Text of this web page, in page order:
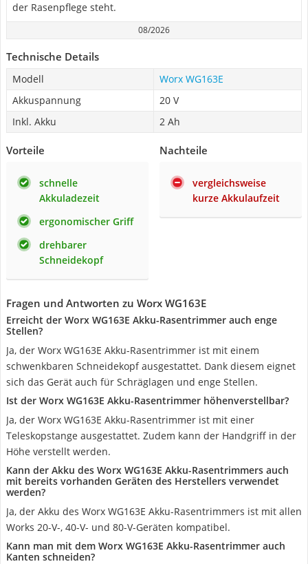
der Rasenpflege steht.
08/2026
Technische Details
Modell
Worx WG163E
Akkuspannung
20 V
Inkl. Akku
2 Ah
Vorteile
schnelle
Akkuladezeit
ergonomischer Griff
drehbarer
Schneidekopf
Nachteile
vergleichsweise
kurze Akkulaufzeit
Fragen und Antworten zu Worx WG163E
Erreicht der Worx WG163E Akku-Rasentrimmer auch enge
Stellen?
Ja, der Worx WG163E Akku-Rasentrimmer ist mit einem
schwenkbaren Schneidekopf ausgestattet. Dank diesem eignet
sich das Gerät auch für Schräglagen und enge Stellen.
Ist der Worx WG163E Akku-Rasentrimmer höhenverstellbar?
Ja, der Worx WG163E Akku-Rasentrimmer ist mit einer
Teleskopstange ausgestattet. Zudem kann der Handgriff in der
Höhe verstellt werden.
Kann der Akku des Worx WG163E Akku-Rasentrimmers auch
mit bereits vorhanden Geräten des Herstellers verwendet
werden?
Ja, der Akku des Worx WG163E Akku-Rasentrimmers ist mit allen
Works 20-V-, 40-V- und 80-V-Geräten kompatibel.
Kann man mit dem Worx WG163E Akku-Rasentrimmer auch
Kanten schneiden?